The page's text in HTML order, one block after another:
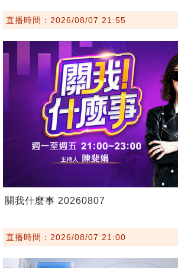
直播時間：2026/08/07 21:55
關我什麼事 20260807
直播時間：2026/08/07 21:00